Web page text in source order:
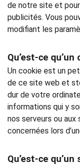
de notre site et
publicités. Vous
modifiant les
Qu’est-ce qu’un
Un cookie est un
de ce site web et
dur de votre
informations qui y
nos serveurs ou
concernées lors
Qu’est-ce